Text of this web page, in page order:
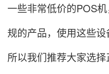
一些非常低价的POS
规的产品，使用这些设
所以我们推荐大家选